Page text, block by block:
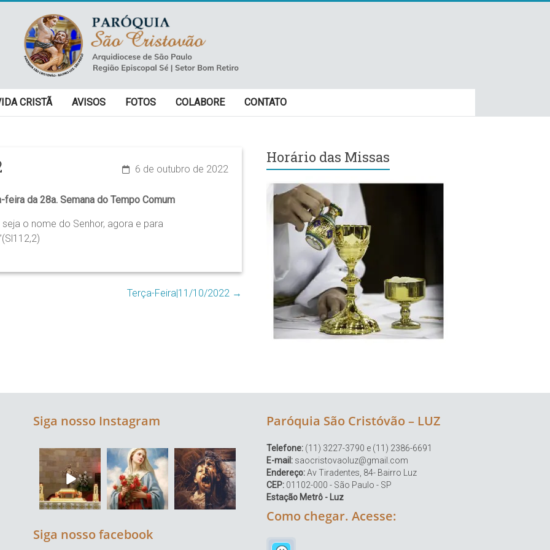
CRISTÃ AVISOS FOTOS COLABORE CONTATO
6 de outubro de 2022
feira da 28a. Semana do Tempo Comum
seja o nome do Senhor, agora e para
Terça-Feira|11/10/2022 →
Horário das Missas
Siga nosso Instagram
Siga nosso facebook
Paróquia São Cristóvão – LUZ
Telefone: (11) 3227-3790 e (11) 2386-6691
E-mail: saocristovaoluz@gmail.com
Endereço:Av Tiradentes, 84- Bairro Luz
CEP: 01102-000 - São Paulo - SP
Estação Metrô - Luz
Como chegar. Acesse: